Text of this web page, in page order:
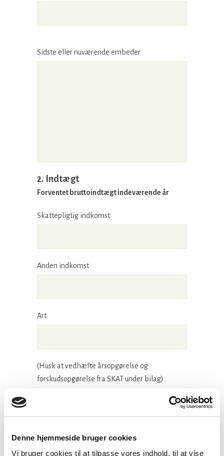
Denne hjemmeside bruger cookies
Vi bruger cookies til at tilpasse vores indhold, til at vise
Sidste eller nuværende embeder
2. Indtægt
Forventet bruttoindtægt indeværende år
Skattepligtig indkomst
Anden indkomst
Art
(Husk at vedhæfte årsopgørelse og
forskudsopgørelse fra SKAT under bilag)
Indkomst i henhold til seneste årsopgørelse